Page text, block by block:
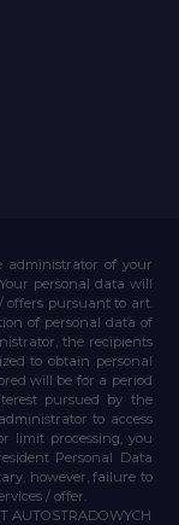
administrator of your
personal data will
offers pursuant to art.
of personal data of
the recipients
to obtain personal
will be for a period
pursued by the
to access
limit processing, you
Personal Data
however, failure to
/ offer.
AUTOSTRADOWYCH